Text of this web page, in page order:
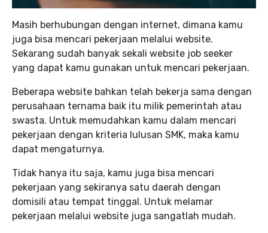
Masih berhubungan dengan internet, dimana kamu
juga bisa mencari pekerjaan melalui website.
Sekarang sudah banyak sekali website job seeker
yang dapat kamu gunakan untuk mencari pekerjaan.
Beberapa website bahkan telah bekerja sama dengan
perusahaan ternama baik itu milik pemerintah atau
swasta. Untuk memudahkan kamu dalam mencari
pekerjaan dengan kriteria lulusan SMK, maka kamu
dapat mengaturnya.
Tidak hanya itu saja, kamu juga bisa mencari
pekerjaan yang sekiranya satu daerah dengan
domisili atau tempat tinggal. Untuk melamar
pekerjaan melalui website juga sangatlah mudah.